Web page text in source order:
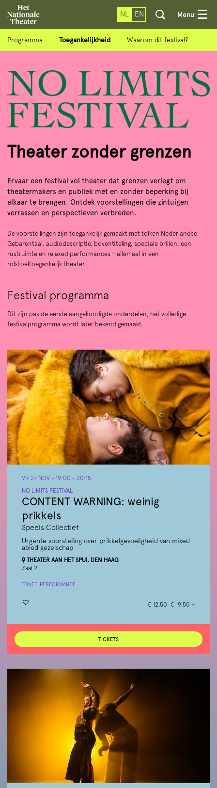
NL EN Menu
Programma Toegankelijkheid Waarom dit festival?
Theater zonder grenzen
Ervaar een festival vol theater dat grenzen verlegt om
theatermakers en publiek met en zonder beperking bij
elkaar te brengen. Ontdek voorstellingen die zintuigen
verrassen en perspectieven verbreden.
De voorstellingen zijn toegankelijk gemaakt met tolken Nederlandse
Gebarentaal, audiodescriptie, boventiteling, speciale brillen, een
rustruimte en relaxed performances – allemaal in een
rolstoeltoegankelijk theater.
Festival programma
Dit zijn pas de eerste aangekondigde onderdelen, het volledige
festivalprogramma wordt later bekend gemaakt.
CONTENT WARNING: weinig
prikkels
Speels Collectief
NO LIMITS FESTIVAL
VR 27 NOV - 19:00 - 20:15
Urgente voorstelling over prikkelgevoeligheid van mixed
abled gezelschap
THEATER AAN HET SPUI, DEN HAAG
Zaal 2
TONEELPERFORMANCE
€ 12,50–€ 19,50
TICKETS